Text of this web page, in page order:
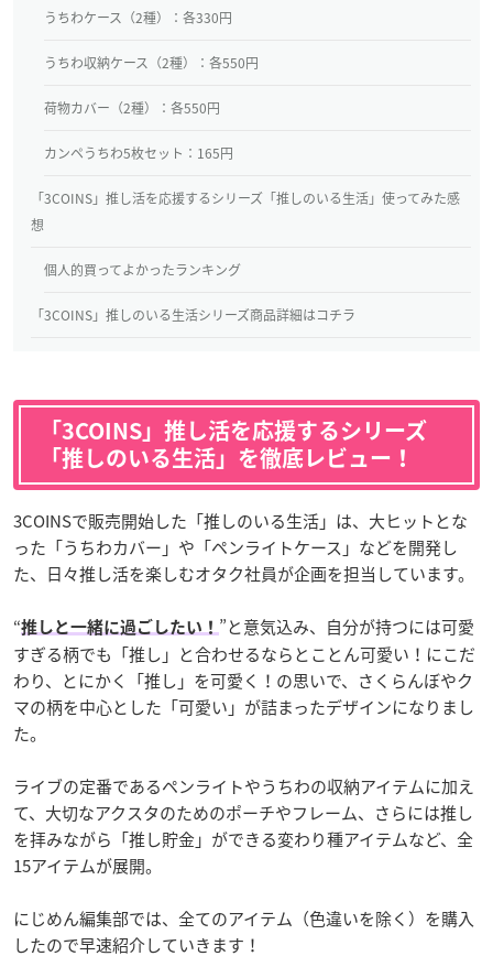
うちわケース（2種）：各330円
うちわ収納ケース（2種）：各550円
荷物カバー（2種）：各550円
カンペうちわ5枚セット：165円
「3COINS」推し活を応援するシリーズ「推しのいる生活」使ってみた感
想
個人的買ってよかったランキング
「3COINS」推しのいる生活シリーズ商品詳細はコチラ
「3COINS」推し活を応援するシリーズ
「推しのいる生活」を徹底レビュー！
3COINSで販売開始した「推しのいる生活」は、大ヒットとな
った「うちわカバー」や「ペンライトケース」などを開発し
た、日々推し活を楽しむオタク社員が企画を担当しています。
“推しと一緒に過ごしたい！ ”と意気込み、自分が持つには可愛
すぎる柄でも「推し」と合わせるならとことん可愛い！にこだ
わり、とにかく「推し」を可愛く！の思いで、さくらんぼやク
マの柄を中心とした「可愛い」が詰まったデザインになりまし
た。
ライブの定番であるペンライトやうちわの収納アイテムに加え
て、大切なアクスタのためのポーチやフレーム、さらには推し
を拝みながら「推し貯金」ができる変わり種アイテムなど、全
15アイテムが展開。
にじめん編集部では、全てのアイテム（色違いを除く）を購入
したので早速紹介していきます！